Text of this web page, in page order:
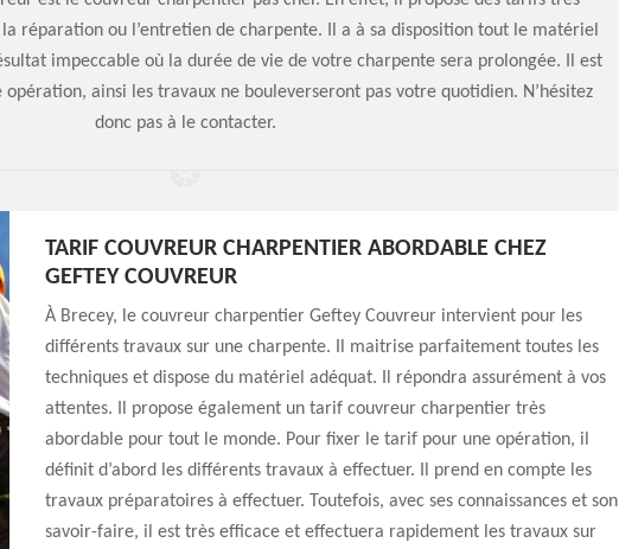
réparation ou l’entretien de charpente. Il a à sa disposition tout le matériel
impeccable où la durée de vie de votre charpente sera prolongée. Il est
ainsi les travaux ne bouleverseront pas votre quotidien. N’hésitez
donc pas à le contacter.
TARIF COUVREUR CHARPENTIER ABORDABLE CHEZ
GEFTEY COUVREUR
À Brecey, le couvreur charpentier Geftey Couvreur intervient pour les
différents travaux sur une charpente. Il maitrise parfaitement toutes les
techniques et dispose du matériel adéquat. Il répondra assurément à vos
attentes. Il propose également un tarif couvreur charpentier très
abordable pour tout le monde. Pour fixer le tarif pour une opération, il
définit d’abord les différents travaux à effectuer. Il prend en compte les
travaux préparatoires à effectuer. Toutefois, avec ses connaissances et son
savoir-faire, il est très efficace et effectuera rapidement les travaux sur